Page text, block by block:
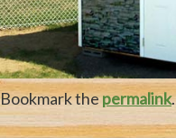
Bookmark thepermalink.